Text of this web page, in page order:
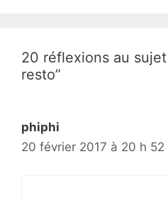
t
i
d
e
20 réflexions au
resto”
phiphi
20 février 2017 à 20 h 52